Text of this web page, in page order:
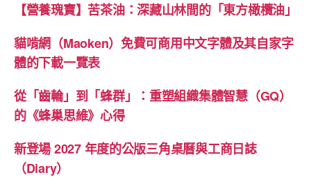
【營養瑰寶】苦茶油：深藏山林間的「東方橄欖油」
貓啃網（Maoken）免費可商用中文字體及其自家字
體的下載一覽表
從「齒輪」到「蜂群」：重塑組織集體智慧（GQ）
的《蜂巢思維》心得
新登場 2027 年度的公版三角桌曆與工商日誌
（Diary）